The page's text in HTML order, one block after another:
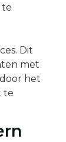
te
Dit
met
het
te